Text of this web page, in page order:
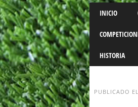
Main
Skip
to
content
INICIO
HISTORIA
PUBLICADO EL